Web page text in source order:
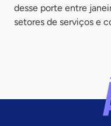
desse porte entre
setores de serviços e